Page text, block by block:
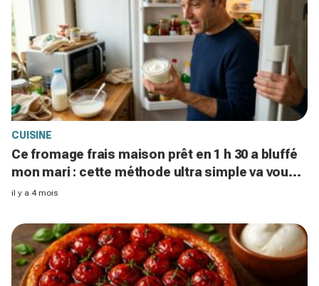
CUISINE
Ce fromage frais maison prêt en 1 h 30 a bluffé
mon mari : cette méthode ultra simple va vous
surprendre
il y a 4 mois